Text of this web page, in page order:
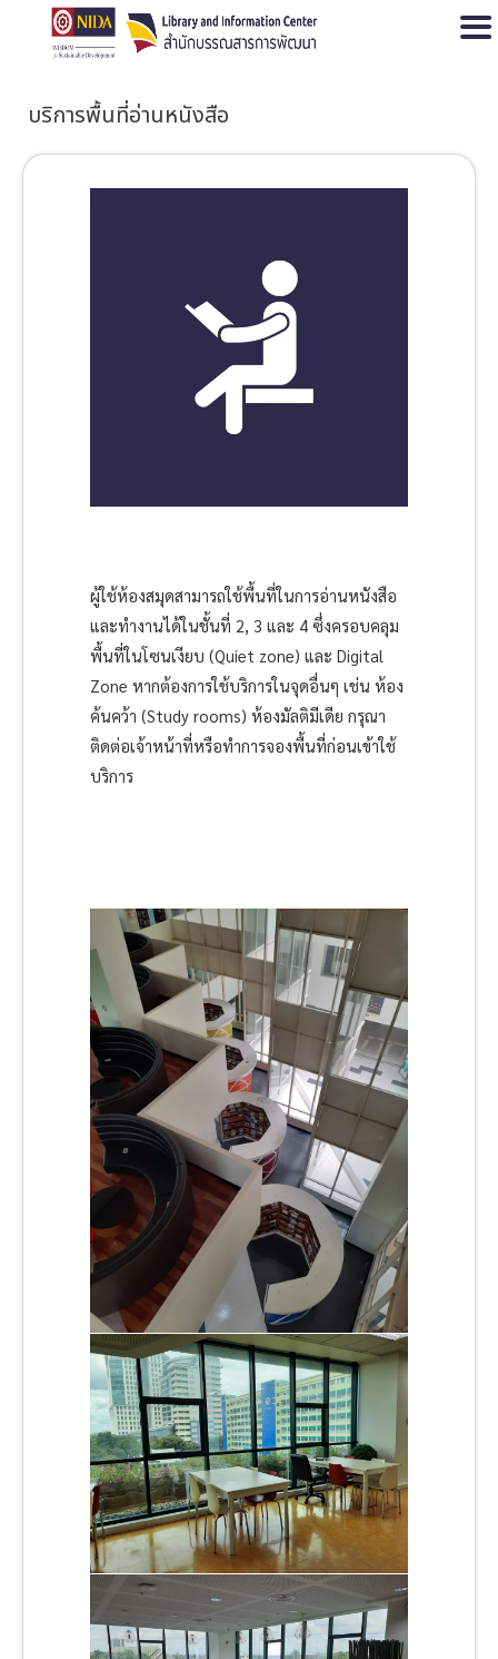
บริการพื้นที่อ่านหนังสือ
ผู้ใช้ห้องสมุดสามารถใช้พื้นที่ในการอ่านหนังสือ
และทำงานได้ในชั้นที่ 2, 3 และ 4 ซึ่งครอบคลุม
พื้นที่ในโซนเงียบ (Quiet zone) และ Digital
Zone หากต้องการใช้บริการในจุดอื่นๆ เช่น ห้อง
ค้นคว้า (Study rooms) ห้องมัลติมีเดีย กรุณา
ติดต่อเจ้าหน้าที่หรือทำการจองพื้นที่ก่อนเข้าใช้
บริการ